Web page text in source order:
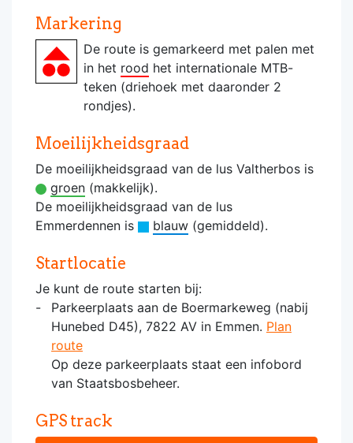
Markering
De route is gemarkeerd met palen met
in het rood het internationale MTB-
teken (driehoek met daaronder 2
rondjes).
Moeilijkheidsgraad
De moeilijkheidsgraad van de lus Valtherbos is
groen (makkelijk).
De moeilijkheidsgraad van de lus
Emmerdennen is
blauw (gemiddeld).
Startlocatie
Je kunt de route starten bij:
Parkeerplaats aan de Boermarkeweg (nabij
Hunebed D45), 7822 AV in Emmen. Plan
route
Op deze parkeerplaats staat een infobord
van Staatsbosbeheer.
GPS track